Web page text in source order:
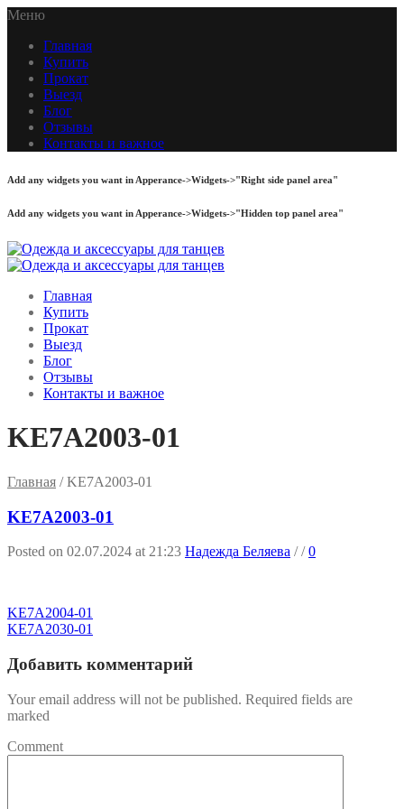
Меню
Главная
Купить
Прокат
Выезд
Блог
Отзывы
Контакты и важное
Add any widgets you want in Apperance->Widgets->"Right side panel area"
Add any widgets you want in Apperance->Widgets->"Hidden top panel area"
Главная
Купить
Прокат
Выезд
Блог
Отзывы
Контакты и важное
KE7A2003-01
Главная / KE7A2003-01
KE7A2003-01
Posted on 02.07.2024 at 21:23 Надежда Беляева //0
KE7A2004-01
KE7A2030-01
Добавить комментарий
Your email address will not be published. Required fields are
marked
Comment